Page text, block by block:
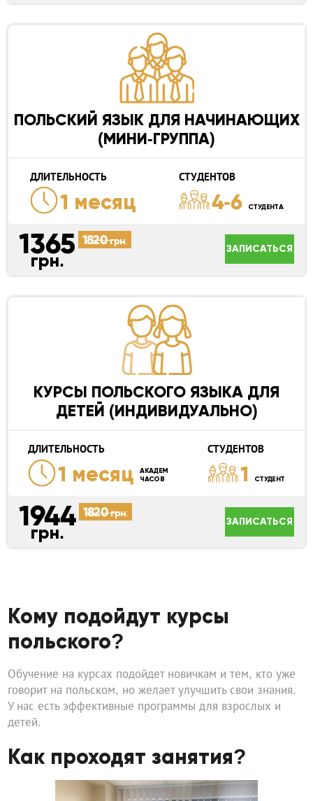
ПОЛЬСКИЙ ЯЗЫК ДЛЯ НАЧИНАЮЩИХ
(МИНИ-ГРУППА)
ДЛИТЕЛЬНОСТЬ
1 месяц
СТУДЕНТОВ
4-6 СТУДЕНТА
1365
грн.
1820грн.
ЗАПИСАТЬСЯ
КУРСЫ ПОЛЬСКОГО ЯЗЫКА ДЛЯ
ДЕТЕЙ (ИНДИВИДУАЛЬНО)
ДЛИТЕЛЬНОСТЬ
1 месяцАКАДЕМ
ЧАСОВ
СТУДЕНТОВ
1 СТУДЕНТ
1944
грн.
1820грн.
ЗАПИСАТЬСЯ
Кому подойдут курсы
польского?
Обучение на курсах подойдет новичкам и тем, кто уже
говорит на польском, но желает улучшить свои знания.
У нас есть эффективные программы для взрослых и
детей.
Как проходят занятия?